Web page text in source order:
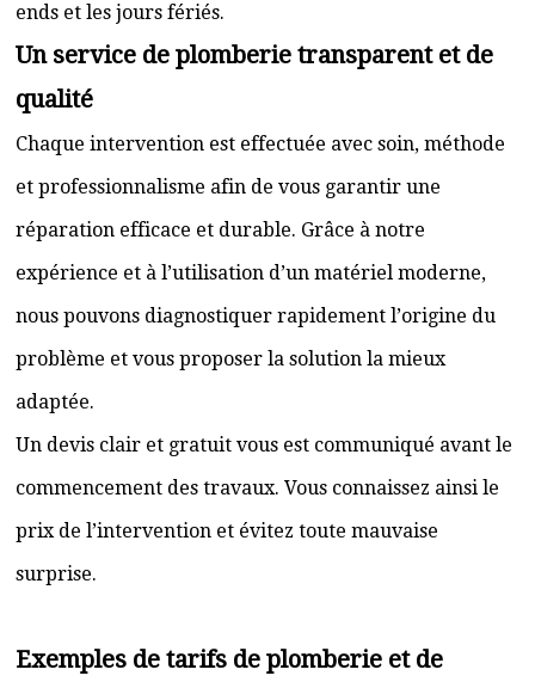
ends et les jours fériés.
Un service de plomberie transparent et de
qualité
Chaque intervention est effectuée avec soin, méthode
et professionnalisme afin de vous garantir une
réparation efficace et durable. Grâce à notre
expérience et à l’utilisation d’un matériel moderne,
nous pouvons diagnostiquer rapidement l’origine du
problème et vous proposer la solution la mieux
adaptée.
Un devis clair et gratuit vous est communiqué avant le
commencement des travaux. Vous connaissez ainsi le
prix de l’intervention et évitez toute mauvaise
surprise.
Exemples de tarifs de plomberie et de